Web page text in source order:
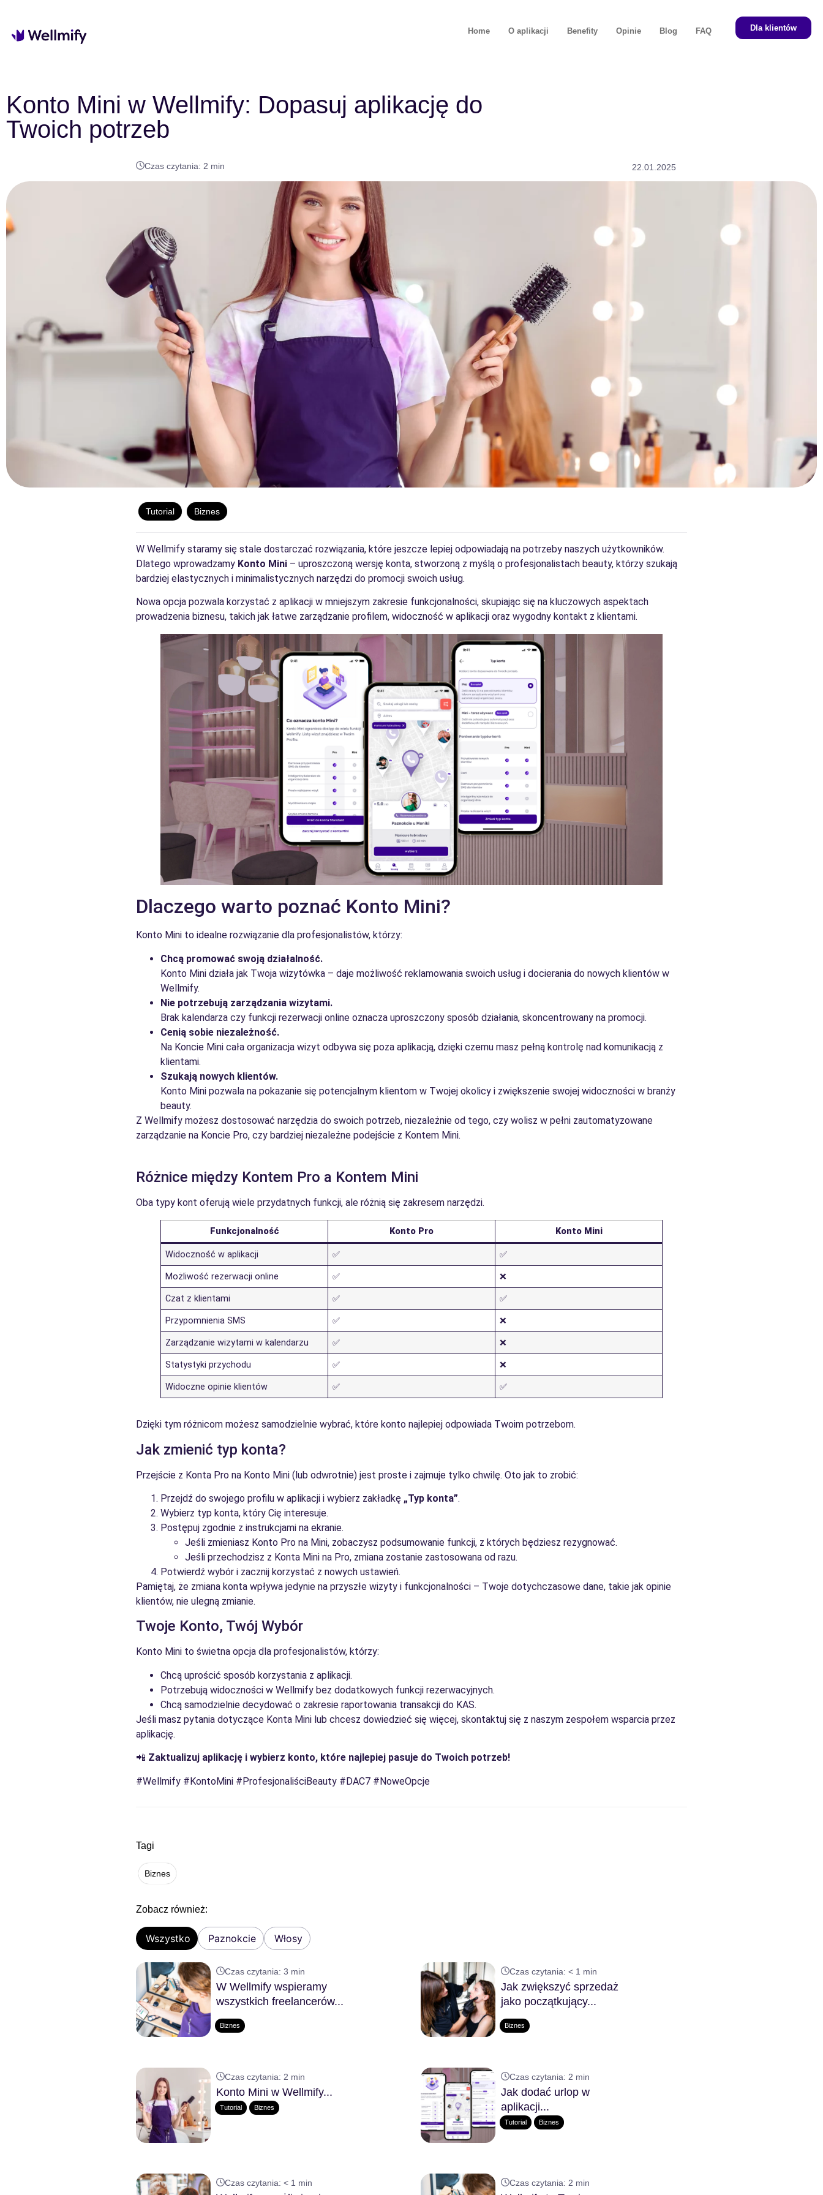
Home O aplikacji Benefity Opinie Blog FAQ Dla klientów
Konto Mini w Wellmify: Dopasuj aplikację do
Twoich potrzeb
Czas czytania: 2 min 22.01.2025
Tutorial Biznes
W Wellmify staramy się stale dostarczać rozwiązania, które jeszcze lepiej odpowiadają na potrzeby naszych użytkowników.
Dlatego wprowadzamy Konto Mini – uproszczoną wersję konta, stworzoną z myślą o profesjonalistach beauty, którzy szukają
bardziej elastycznych i minimalistycznych narzędzi do promocji swoich usług.
Nowa opcja pozwala korzystać z aplikacji w mniejszym zakresie funkcjonalności, skupiając się na kluczowych aspektach
prowadzenia biznesu, takich jak łatwe zarządzanie profilem, widoczność w aplikacji oraz wygodny kontakt z klientami.
Dlaczego warto poznać Konto Mini?
Konto Mini to idealne rozwiązanie dla profesjonalistów, którzy:
Chcą promować swoją działalność.
Konto Mini działa jak Twoja wizytówka – daje możliwość reklamowania swoich usług i docierania do nowych klientów w
Wellmify.
Nie potrzebują zarządzania wizytami.
Brak kalendarza czy funkcji rezerwacji online oznacza uproszczony sposób działania, skoncentrowany na promocji.
Cenią sobie niezależność.
Na Koncie Mini cała organizacja wizyt odbywa się poza aplikacją, dzięki czemu masz pełną kontrolę nad komunikacją z
klientami.
Szukają nowych klientów.
Konto Mini pozwala na pokazanie się potencjalnym klientom w Twojej okolicy i zwiększenie swojej widoczności w branży
beauty.
Z Wellmify możesz dostosować narzędzia do swoich potrzeb, niezależnie od tego, czy wolisz w pełni zautomatyzowane
zarządzanie na Koncie Pro, czy bardziej niezależne podejście z Kontem Mini.
Różnice między Kontem Pro a Kontem Mini
Oba typy kont oferują wiele przydatnych funkcji, ale różnią się zakresem narzędzi.
Funkcjonalność Konto Pro Konto Mini
Widoczność w aplikacji ✅ ✅
Możliwość rezerwacji online ✅ ❌
Czat z klientami ✅ ✅
Przypomnienia SMS ✅ ❌
Zarządzanie wizytami w kalendarzu ✅ ❌
Statystyki przychodu ✅ ❌
Widoczne opinie klientów ✅ ✅
Dzięki tym różnicom możesz samodzielnie wybrać, które konto najlepiej odpowiada Twoim potrzebom.
Jak zmienić typ konta?
Przejście z Konta Pro na Konto Mini (lub odwrotnie) jest proste i zajmuje tylko chwilę. Oto jak to zrobić:
Przejdź do swojego profilu w aplikacji i wybierz zakładkę „Typ konta”.
Wybierz typ konta, który Cię interesuje.
Postępuj zgodnie z instrukcjami na ekranie.
Jeśli zmieniasz Konto Pro na Mini, zobaczysz podsumowanie funkcji, z których będziesz rezygnować.
Jeśli przechodzisz z Konta Mini na Pro, zmiana zostanie zastosowana od razu.
Potwierdź wybór i zacznij korzystać z nowych ustawień.
Pamiętaj, że zmiana konta wpływa jedynie na przyszłe wizyty i funkcjonalności – Twoje dotychczasowe dane, takie jak opinie
klientów, nie ulegną zmianie.
Twoje Konto, Twój Wybór
Konto Mini to świetna opcja dla profesjonalistów, którzy:
Chcą uprościć sposób korzystania z aplikacji.
Potrzebują widoczności w Wellmify bez dodatkowych funkcji rezerwacyjnych.
Chcą samodzielnie decydować o zakresie raportowania transakcji do KAS.
Jeśli masz pytania dotyczące Konta Mini lub chcesz dowiedzieć się więcej, skontaktuj się z naszym zespołem wsparcia przez
aplikację.
📲 Zaktualizuj aplikację i wybierz konto, które najlepiej pasuje do Twoich potrzeb!
#Wellmify #KontoMini #ProfesjonaliściBeauty #DAC7 #NoweOpcje
Tagi
Biznes
Zobacz również:
Wszystko Paznokcie Włosy
Czas czytania: 3 min
W Wellmify wspieramy
wszystkich freelancerów...
Biznes
Czas czytania: < 1 min
Jak zwiększyć sprzedaż
jako początkujący...
Biznes
Czas czytania: 2 min
Konto Mini w Wellmify...
Tutorial Biznes
Czas czytania: 2 min
Jak dodać urlop w
aplikacji...
Tutorial Biznes
Czas czytania: < 1 min Czas czytania: 2 min